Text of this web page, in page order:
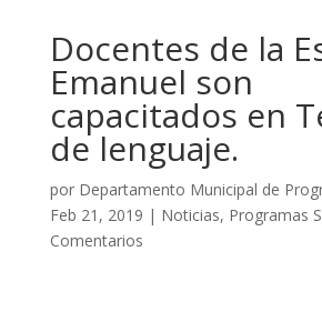
Docentes de la
Emanuel son
capacitados en
de lenguaje.
por Departamento Municipal de
Feb 21, 2019 | Noticias, Programas
Comentarios